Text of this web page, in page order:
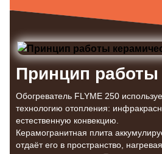
Принцип работы
Обогреватель FLYME 250
технологию отопления:
естественную конвекцию.
Керамогранитная плита
отдаёт его в пространство,